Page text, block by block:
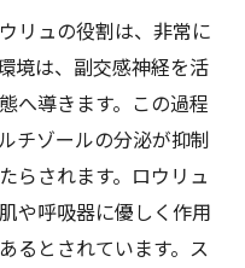
リュの役割は、非常に
境は、副交感神経を活
へ導きます。この過程
チゾールの分泌が抑制
らされます。ロウリュ
や呼吸器に優しく作用
るとされています。ス